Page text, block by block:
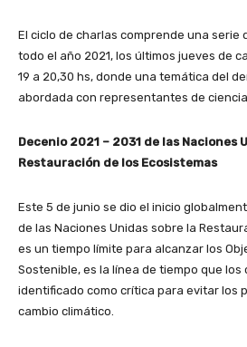
El ciclo de charlas comprende una
todo el año 2021, los últimos jueves de
19 a 20,30 hs, donde una temática del
abordada con representantes de
Decenio 2021 – 2031 de las Naciones
Restauración de los Ecosistemas
Este 5 de junio se dio el inicio
de las Naciones Unidas sobre la
es un tiempo límite para alcanzar los
Sostenible, es la línea de tiempo que los
identificado como crítica para evitar los
cambio climático.